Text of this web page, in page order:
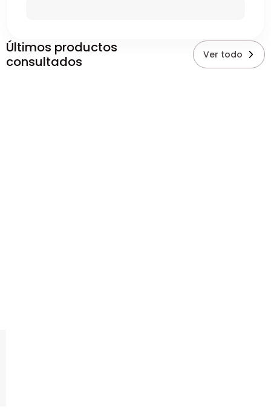
Últimos productos
consultados
Ver todo